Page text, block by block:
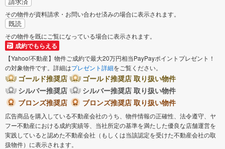
その物件が資料請求・お問い合わせ済みの場合に表示されます。
既読
その物件を既にご覧になっている場合に表示されます。
成約でもらえる
【Yahoo!不動産】物件ご成約で最大20万円相当PayPayポイントプレゼント！
の対象物件です。詳細はプレゼント詳細をご覧ください。
ゴールド推奨店
ゴールド推奨店 取り扱い物件
シルバー推奨店
シルバー推奨店 取り扱い物件
ブロンズ推奨店
ブロンズ推奨店 取り扱い物件
広告商品を購入している不動産会社のうち、物件情報の正確性、法令遵守、ヤ
フー不動産における成約実績等、当社所定の基準を満たした優良な店舗運営を
実践していると認めた不動産会社（もしくは当該認定を受けた不動産会社の取
扱物件）に表示されます。